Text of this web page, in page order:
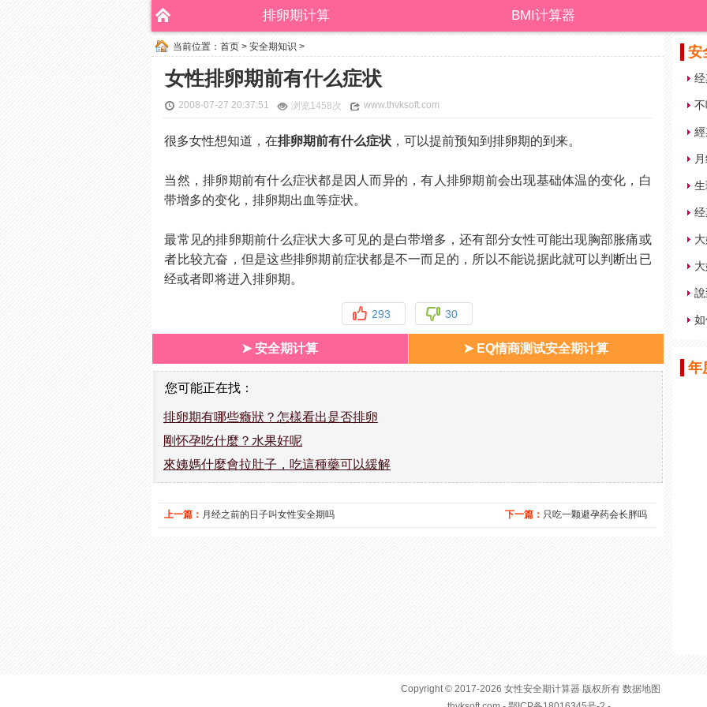
排卵期计算 BMI计算器
当前位置： 首页 > 安全期知识 >
女性排卵期前有什么症状
2008-07-27 20:37:51 浏览1458次 www.thvksoft.com
很多女性想知道，在排卵期前有什么症状 ，可以提前预知到排卵期的到来。
当然，排卵期前有什么症状都是因人而异的，有人排卵期前会出现基础体温的变化，白
带增多的变化，排卵期出血等症状。
最常见的排卵期前什么症状大多可见的是白带增多，还有部分女性可能出现胸部胀痛或
者比较亢奋，但是这些排卵期前症状都是不一而足的，所以不能说据此就可以判断出已
经或者即将进入排卵期。
293 30
➤ 安全期计算 ➤ EQ情商测试安全期计算
您可能正在找：
排卵期有哪些癥狀？怎樣看出是否排卵
剛怀孕吃什麼？水果好呢
來姨媽什麼會拉肚子，吃這種藥可以緩解
上一篇： 月经之前的日子叫女性安全期吗 下一篇： 只吃一颗避孕药会长胖吗
安
年
Copyright © 2017-2026 女性安全期计算器 版权所有 数据地图